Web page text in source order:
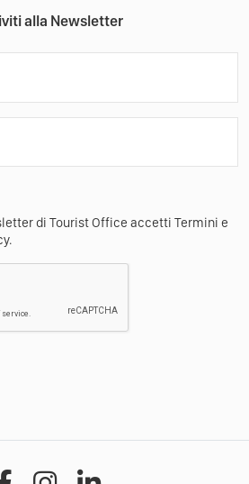
alla Newsletter
di Tourist Office accetti Termini e